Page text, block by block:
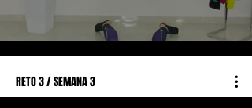
RETO 3 / SEMANA 3